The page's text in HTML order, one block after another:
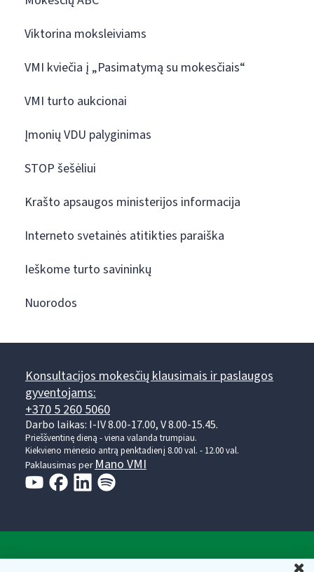
Viktorina moksleiviams
VMI kviečia į „Pasimatymą su mokesčiais“
VMI turto aukcionai
Įmonių VDU palyginimas
STOP šešėliui
Krašto apsaugos ministerijos informacija
Interneto svetainės atitikties paraiška
Ieškome turto savininkų
Nuorodos
Konsultacijos mokesčių klausimais ir paslaugos
gyventojams:
+370 5 260 5060
Darbo laikas: I-IV 8.00-17.00, V 8.00-15.45.
Prieššventinę dieną - viena valanda trumpiau.
Kiekvieno mėnesio antrą penktadienį 8.00 val. - 12.00 val.
Paklausimas per Mano VMI